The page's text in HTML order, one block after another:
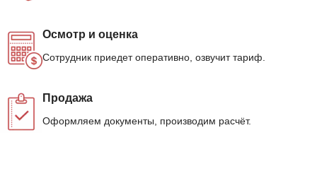
Осмотр и оценка
Сотрудник приедет оперативно, озвучит тариф.
Продажа
Оформляем документы, производим расчёт.